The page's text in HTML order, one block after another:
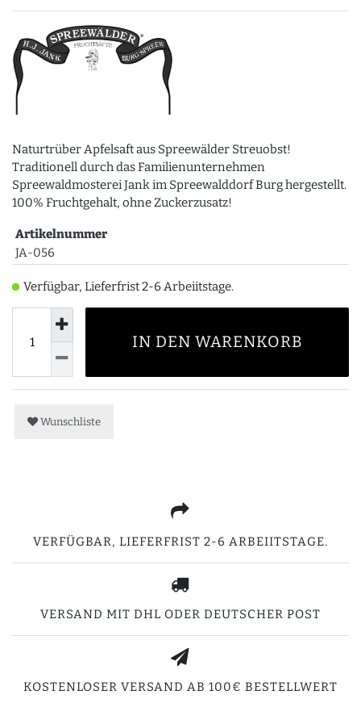
Naturtrüber Apfelsaft aus Spreewälder Streuobst!
Traditionell durch das Familienunternehmen
Spreewaldmosterei Jank im Spreewalddorf Burg hergestellt.
100% Fruchtgehalt, ohne Zuckerzusatz!
Artikelnummer
JA-056
Verfügbar, Lieferfrist 2-6 Arbeiitstage.
IN DEN WARENKORB
Wunschliste
VERFÜGBAR, LIEFERFRIST 2-6 ARBEIITSTAGE.
VERSAND MIT DHL ODER DEUTSCHER POST
KOSTENLOSER VERSAND AB 100€ BESTELLWERT